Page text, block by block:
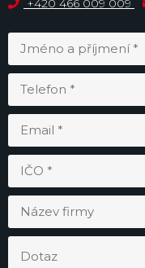
+420 466 009 009